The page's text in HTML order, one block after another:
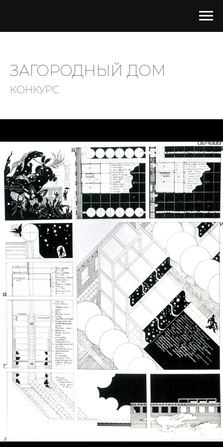
ЗАГОРОДНЫЙ ДОМ
КОНКУРС